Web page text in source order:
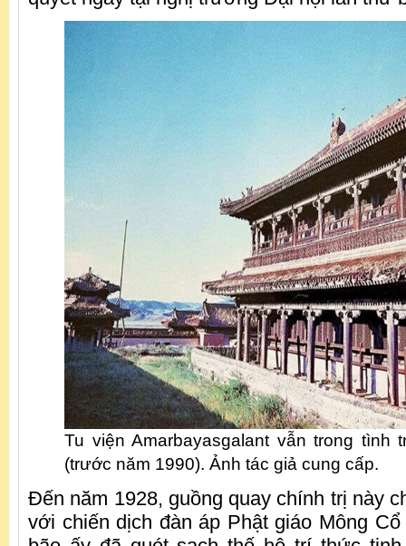
Tu viện Amarbayasgalant vẫn trong tình
(trước năm 1990). Ảnh tác giả cung cấp.
Đến năm 1928, guồng quay chính trị này
với chiến dịch đàn áp Phật giáo Mông